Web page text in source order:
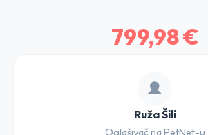
799,98 €
Ruža Šili
Oglašivač na PetNet-u